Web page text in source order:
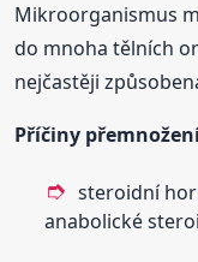
Mikroorganismus
do mnoha tělních
nejčastěji
Příčiny
steroidní
anabolické